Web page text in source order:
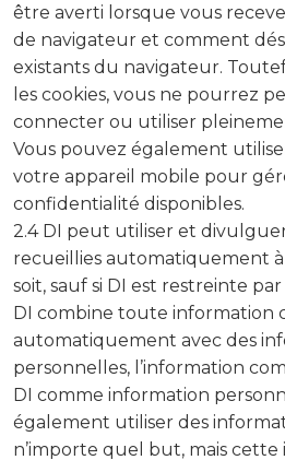
être averti lorsque vous
de navigateur et comment
existants du navigateur.
les cookies, vous ne pourrez
connecter ou utiliser
Vous pouvez également
votre appareil mobile pour
confidentialité disponibles.
2.4 DI peut utiliser et
recueillies automatiquement
soit, sauf si DI est restreinte
DI combine toute information
automatiquement avec des
personnelles, l’information
DI comme information
également utiliser des
n’importe quel but, mais cette